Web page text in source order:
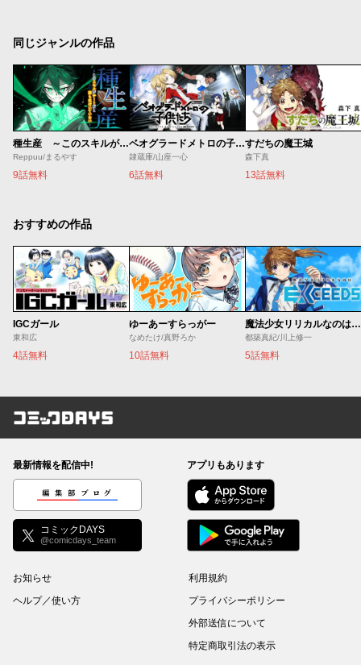
同じジャンルの作品
種生産 ～このスキルがチートだとまだ誰も気付いていない～
Reppuu/まるやす
9話無料
ベオグラードメトロの子供たち
隷蔵庫/山座一心
6話無料
すだちの魔王城
森下真
13話無料
おすすめの作品
IGCガール
東和広
4話無料
ゆーあーすらっがー
なめたけ/真野ろか
10話無料
魔法少女リリカルなのは EXCEEDS
都築真紀/川上修一
5話無料
コミックDAYS
最新情報を配信中!
編集部ブログ
コミックDAYS
@comicdays_team
アプリもあります
お知らせ
ヘルプ／使い方
利用規約
プライバシーポリシー
外部送信について
特定商取引法の表示